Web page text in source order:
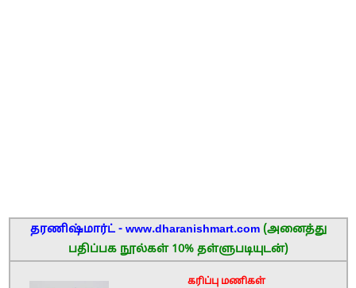
தரணிஷ்மார்ட் - www.dharanishmart.com (அனைத்து
பதிப்பக நூல்கள் 10% தள்ளுபடியுடன்)
கரிப்பு மணிகள்